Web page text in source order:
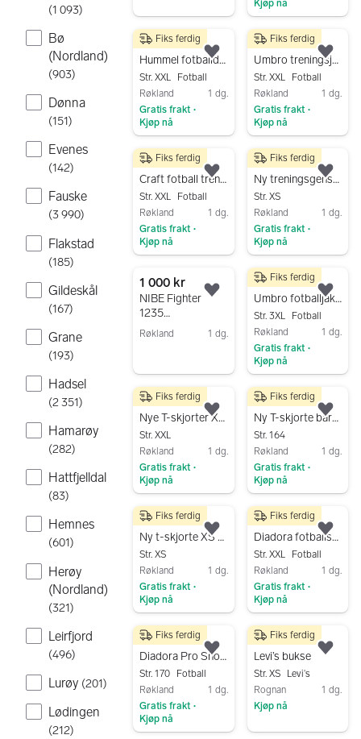
(1 093)
Bø
(Nordland)
(903)
Dønna
(151)
Evenes
(142)
Fauske
(3 990)
Flakstad
(185)
Gildeskål
(167)
Grane
(193)
Hadsel
(2 351)
Hamarøy
(282)
Hattfjelldal
(83)
Hemnes
(601)
Herøy
(Nordland)
(321)
Leirfjord
(496)
Lurøy (201)
Lødingen
(212)
Gå til annonsen
Kjøp nå
150 kr
Hummel fotballdrakt langermet XXL svart unisex
Str. XXL
Fotball
Røkland
1 dg.
Gratis frakt •
Kjøp nå
Fiks ferdig
Legg til som favoritt.
150 kr
Umbro treningsjakke fotball XXL grønn
Str. XXL
Fotball
Røkland
1 dg.
Gratis frakt •
Kjøp nå
Fiks ferdig
100 kr
Craft fotball treningsjakke XXL rød herre dame
Str. XXL
Fotball
Røkland
1 dg.
Gratis frakt •
Kjøp nå
Fiks ferdig
Legg til som favoritt.
50 kr
Ny treningsgenser trøye XXS rød unisex
Str. XS
Røkland
1 dg.
Gratis frakt •
Kjøp nå
Fiks ferdig
1 000 kr
NIBE Fighter
1235
varmepumpe
Røkland 1 dg.
Legg til som favoritt.
100 kr
Umbro fotballjakke 3XL grønn ny
Str. 3XL
Fotball
Røkland
1 dg.
Gratis frakt •
Kjøp nå
Fiks ferdig
50 kr
Nye T-skjorter XXL rød og svart herre bomull
Str. XXL
Røkland
1 dg.
Gratis frakt •
Kjøp nå
Fiks ferdig
Legg til som favoritt.
20 kr
Ny T-skjorte barn str 164 rød unisex
Str. 164
Røkland
1 dg.
Gratis frakt •
Kjøp nå
Fiks ferdig
20 kr
Ny t-skjorte XS svart herre
Str. XS
Røkland
1 dg.
Gratis frakt •
Kjøp nå
Fiks ferdig
Legg til som favoritt.
75 kr
Diadora fotballshorts XXL hvit 7 stk totalt
Str. XXL
Fotball
Røkland
1 dg.
Gratis frakt •
Kjøp nå
Fiks ferdig
75 kr
Diadora Pro Shorts JR fotballshorts str 170 hvit
Str. 170
Fotball
Røkland
1 dg.
Gratis frakt •
Kjøp nå
Fiks ferdig
Legg til som favoritt.
500 kr
Levi’s bukse
Str. XS
Levi's
Rognan
1 dg.
Kjøp nå
Fiks ferdig
Gå til annonsen